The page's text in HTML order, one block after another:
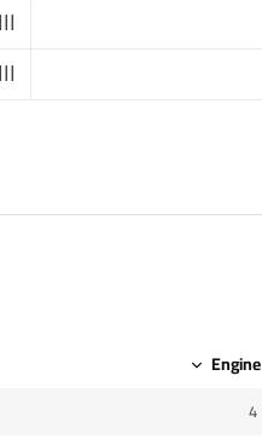
Engine
4